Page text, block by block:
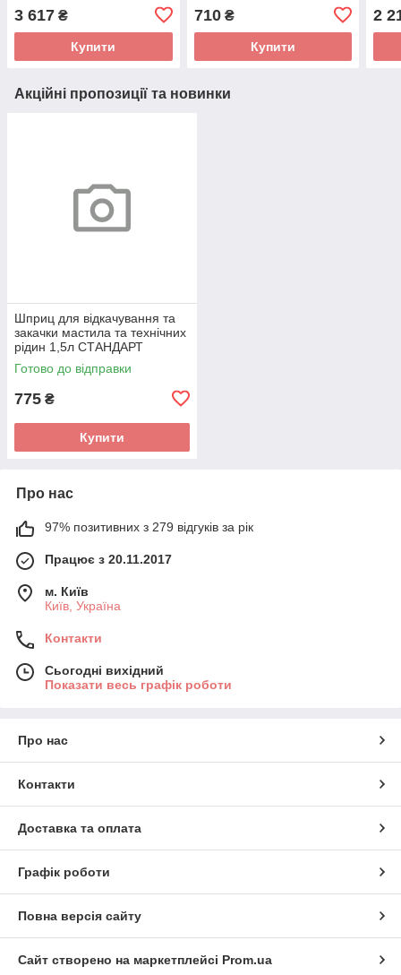
3 617 ₴
Купити
710₴
Купити
2
Акційні пропозиції та новинки
Шприц для відкачування та
закачки мастила та технічних
рідин 1,5л СТАНДАРТ
MPFS1500
Готово до відправки
775 ₴
Купити
Про нас
97% позитивних з 279 відгуків за рік
Працює з 20.11.2017
м. Київ
Київ, Україна
Контакти
Сьогодні вихідний
Показати весь графік роботи
Про нас
Контакти
Доставка та оплата
Графік роботи
Повна версія сайту
Сайт створено на маркетплейсі Prom.ua